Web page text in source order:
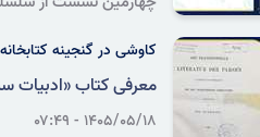
کاوشی در گنجینه کتابخانه
معرفی کتاب «ادبیات
۱۴۰۵/۰۵/۱۸ - ۰۷:۴۹